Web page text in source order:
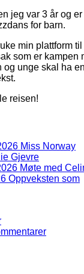
jeg var 3 år og er
for barn.
min plattform til
som er kampen
og unge skal ha en
reisen!
Miss Norway
Gjevre
Møte med
Oppveksten som